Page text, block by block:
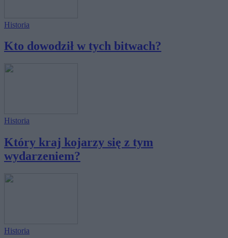
Historia
Kto dowodził w tych bitwach?
Historia
Który kraj kojarzy się z tym
wydarzeniem?
Historia